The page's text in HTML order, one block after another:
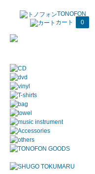
TONOFON
カート
0